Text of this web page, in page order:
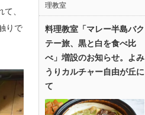
、
りで
理教室
料理教室「マレー半島バク
テー旅、黒と白を食べ比
べ」増設のお知らせ。よみ
うりカルチャー自由が丘に
て